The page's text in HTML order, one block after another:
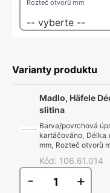
-- vyberte --
Rozteč otvorů mm
Varianty produktu
Madlo, Häfele
slitina
Barva/povrchová
kartáčováno, Délka
mm, Rozteč otvorů
Kód: 106.61.014
- +